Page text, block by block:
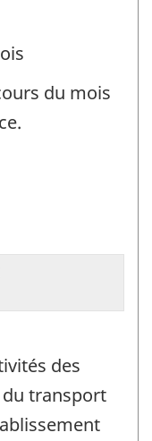
du mois
des
transport